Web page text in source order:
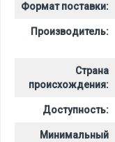
Формат поставки:
Производитель:
Страна
происхождения:
Доступность:
Минимальный